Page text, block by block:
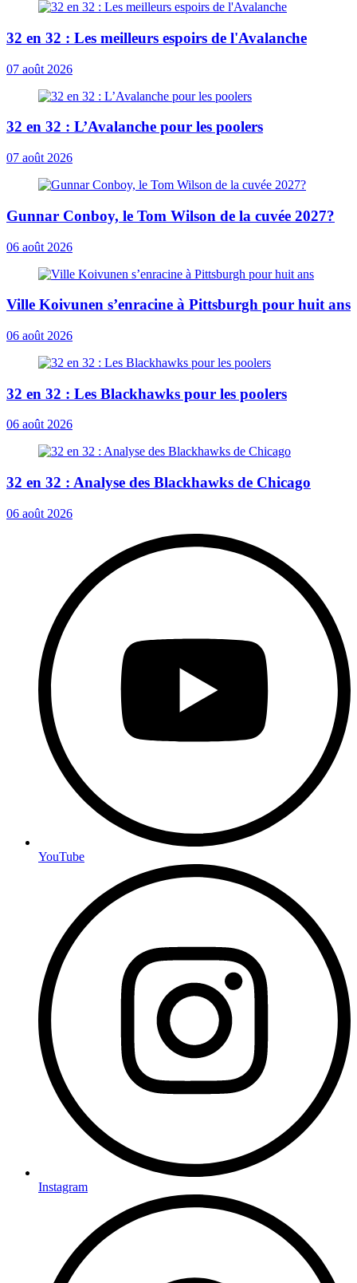
32 en 32 : Les meilleurs espoirs de l'Avalanche
07 août 2026
32 en 32 : L’Avalanche pour les poolers
07 août 2026
Gunnar Conboy, le Tom Wilson de la cuvée 2027?
06 août 2026
Ville Koivunen s’enracine à Pittsburgh pour huit ans
06 août 2026
32 en 32 : Les Blackhawks pour les poolers
06 août 2026
32 en 32 : Analyse des Blackhawks de Chicago
06 août 2026
YouTube
Instagram